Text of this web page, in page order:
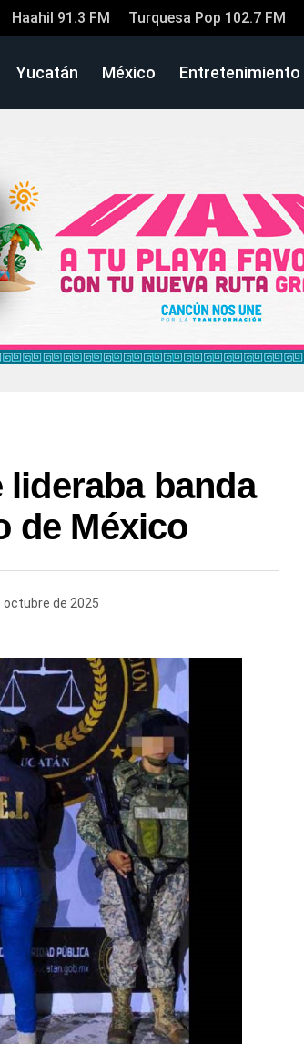
Haahil 91.3 FM Turquesa Pop 102.7 FM
Yucatán México Entretenimiento
lideraba banda
de México
octubre de 2025